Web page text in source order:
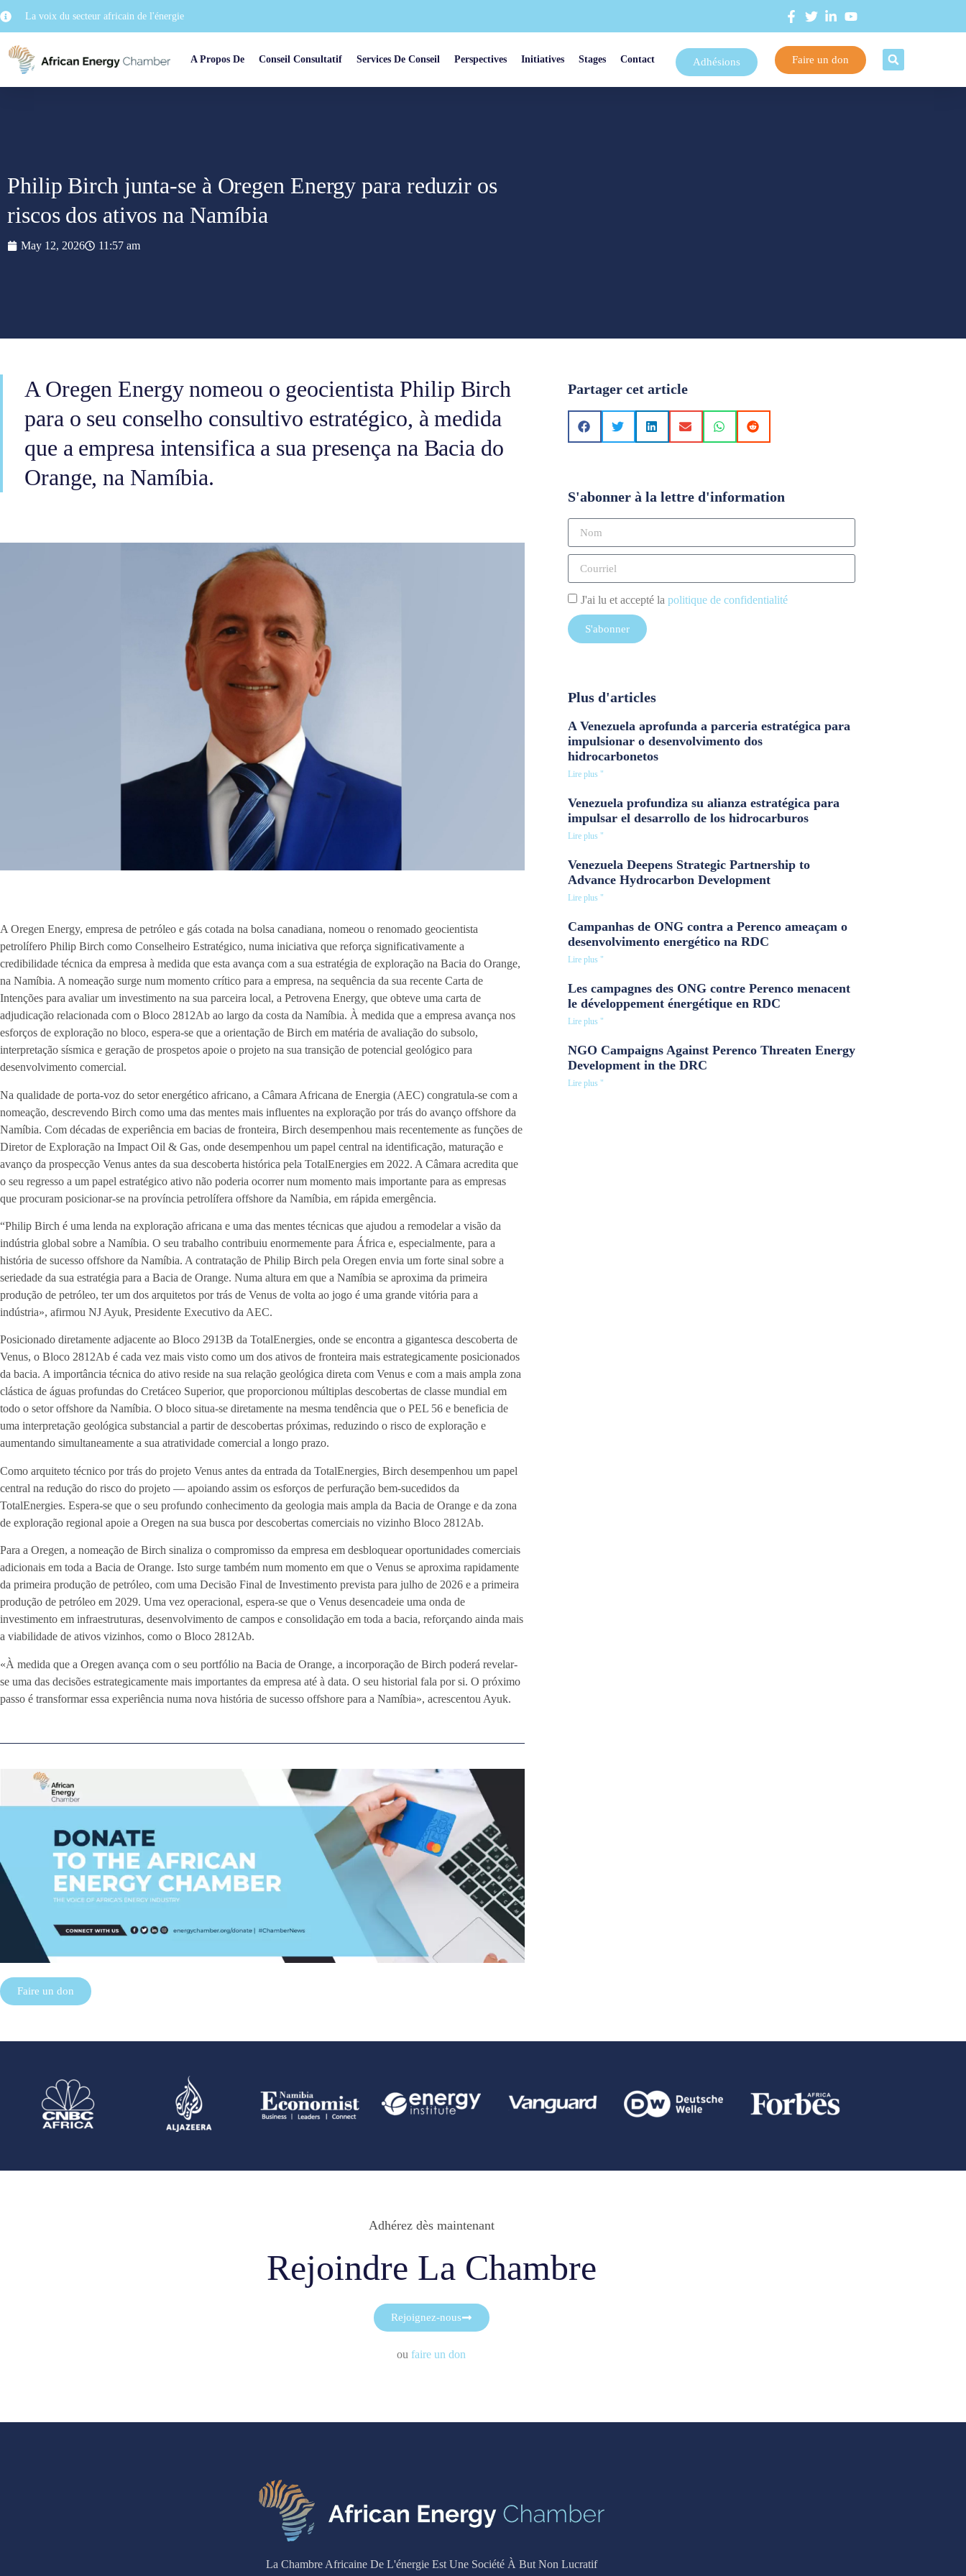
La voix du secteur africain de l'énergie
A Propos De Conseil Consultatif Services De Conseil Perspectives Initiatives Stages Contact Adhésions Faire un don
Philip Birch junta-se à Oregen Energy para reduzir os
riscos dos ativos na Namíbia
May 12, 2026 11:57 am
A Oregen Energy nomeou o geocientista Philip Birch
para o seu conselho consultivo estratégico, à medida
que a empresa intensifica a sua presença na Bacia do
Orange, na Namíbia.
A Oregen Energy, empresa de petróleo e gás cotada na bolsa canadiana, nomeou o renomado geocientista
petrolífero Philip Birch como Conselheiro Estratégico, numa iniciativa que reforça significativamente a
credibilidade técnica da empresa à medida que esta avança com a sua estratégia de exploração na Bacia do Orange,
na Namíbia. A nomeação surge num momento crítico para a empresa, na sequência da sua recente Carta de
Intenções para avaliar um investimento na sua parceira local, a Petrovena Energy, que obteve uma carta de
adjudicação relacionada com o Bloco 2812Ab ao largo da costa da Namíbia. À medida que a empresa avança nos
esforços de exploração no bloco, espera-se que a orientação de Birch em matéria de avaliação do subsolo,
interpretação sísmica e geração de prospetos apoie o projeto na sua transição de potencial geológico para
desenvolvimento comercial.
Na qualidade de porta-voz do setor energético africano, a Câmara Africana de Energia (AEC) congratula-se com a
nomeação, descrevendo Birch como uma das mentes mais influentes na exploração por trás do avanço offshore da
Namíbia. Com décadas de experiência em bacias de fronteira, Birch desempenhou mais recentemente as funções de
Diretor de Exploração na Impact Oil & Gas, onde desempenhou um papel central na identificação, maturação e
avanço da prospecção Venus antes da sua descoberta histórica pela TotalEnergies em 2022. A Câmara acredita que
o seu regresso a um papel estratégico ativo não poderia ocorrer num momento mais importante para as empresas
que procuram posicionar-se na província petrolífera offshore da Namíbia, em rápida emergência.
“Philip Birch é uma lenda na exploração africana e uma das mentes técnicas que ajudou a remodelar a visão da
indústria global sobre a Namíbia. O seu trabalho contribuiu enormemente para África e, especialmente, para a
história de sucesso offshore da Namíbia. A contratação de Philip Birch pela Oregen envia um forte sinal sobre a
seriedade da sua estratégia para a Bacia de Orange. Numa altura em que a Namíbia se aproxima da primeira
produção de petróleo, ter um dos arquitetos por trás de Venus de volta ao jogo é uma grande vitória para a
indústria», afirmou NJ Ayuk, Presidente Executivo da AEC.
Posicionado diretamente adjacente ao Bloco 2913B da TotalEnergies, onde se encontra a gigantesca descoberta de
Venus, o Bloco 2812Ab é cada vez mais visto como um dos ativos de fronteira mais estrategicamente posicionados
da bacia. A importância técnica do ativo reside na sua relação geológica direta com Venus e com a mais ampla zona
clástica de águas profundas do Cretáceo Superior, que proporcionou múltiplas descobertas de classe mundial em
todo o setor offshore da Namíbia. O bloco situa-se diretamente na mesma tendência que o PEL 56 e beneficia de
uma interpretação geológica substancial a partir de descobertas próximas, reduzindo o risco de exploração e
aumentando simultaneamente a sua atratividade comercial a longo prazo.
Como arquiteto técnico por trás do projeto Venus antes da entrada da TotalEnergies, Birch desempenhou um papel
central na redução do risco do projeto — apoiando assim os esforços de perfuração bem-sucedidos da
TotalEnergies. Espera-se que o seu profundo conhecimento da geologia mais ampla da Bacia de Orange e da zona
de exploração regional apoie a Oregen na sua busca por descobertas comerciais no vizinho Bloco 2812Ab.
Para a Oregen, a nomeação de Birch sinaliza o compromisso da empresa em desbloquear oportunidades comerciais
adicionais em toda a Bacia de Orange. Isto surge também num momento em que o Venus se aproxima rapidamente
da primeira produção de petróleo, com uma Decisão Final de Investimento prevista para julho de 2026 e a primeira
produção de petróleo em 2029. Uma vez operacional, espera-se que o Venus desencadeie uma onda de
investimento em infraestruturas, desenvolvimento de campos e consolidação em toda a bacia, reforçando ainda mais
a viabilidade de ativos vizinhos, como o Bloco 2812Ab.
«À medida que a Oregen avança com o seu portfólio na Bacia de Orange, a incorporação de Birch poderá revelar-
se uma das decisões estrategicamente mais importantes da empresa até à data. O seu historial fala por si. O próximo
passo é transformar essa experiência numa nova história de sucesso offshore para a Namíbia», acrescentou Ayuk.
Faire un don
Partager cet article
S'abonner à la lettre d'information
J'ai lu et accepté la politique de confidentialité
S'abonner
Plus d'articles
A Venezuela aprofunda a parceria estratégica para
impulsionar o desenvolvimento dos
hidrocarbonetos
Lire plus "
Venezuela profundiza su alianza estratégica para
impulsar el desarrollo de los hidrocarburos
Lire plus "
Venezuela Deepens Strategic Partnership to
Advance Hydrocarbon Development
Lire plus "
Campanhas de ONG contra a Perenco ameaçam o
desenvolvimento energético na RDC
Lire plus "
Les campagnes des ONG contre Perenco menacent
le développement énergétique en RDC
Lire plus "
NGO Campaigns Against Perenco Threaten Energy
Development in the DRC
Lire plus "
Adhérez dès maintenant
Rejoindre La Chambre
Rejoignez-nous
ou faire un don
La Chambre Africaine De L'énergie Est Une Société À But Non Lucratif